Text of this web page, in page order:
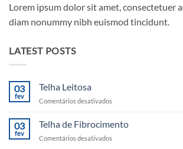
Lorem ipsum dolor sit amet, consectetuer
diam nonummy nibh euismod tincidunt.
LATEST POSTS
03
fev
Telha Leitosa
Comentários desativados
Leitosa
03
fev
Telha de Fibrocimento
Comentários desativados